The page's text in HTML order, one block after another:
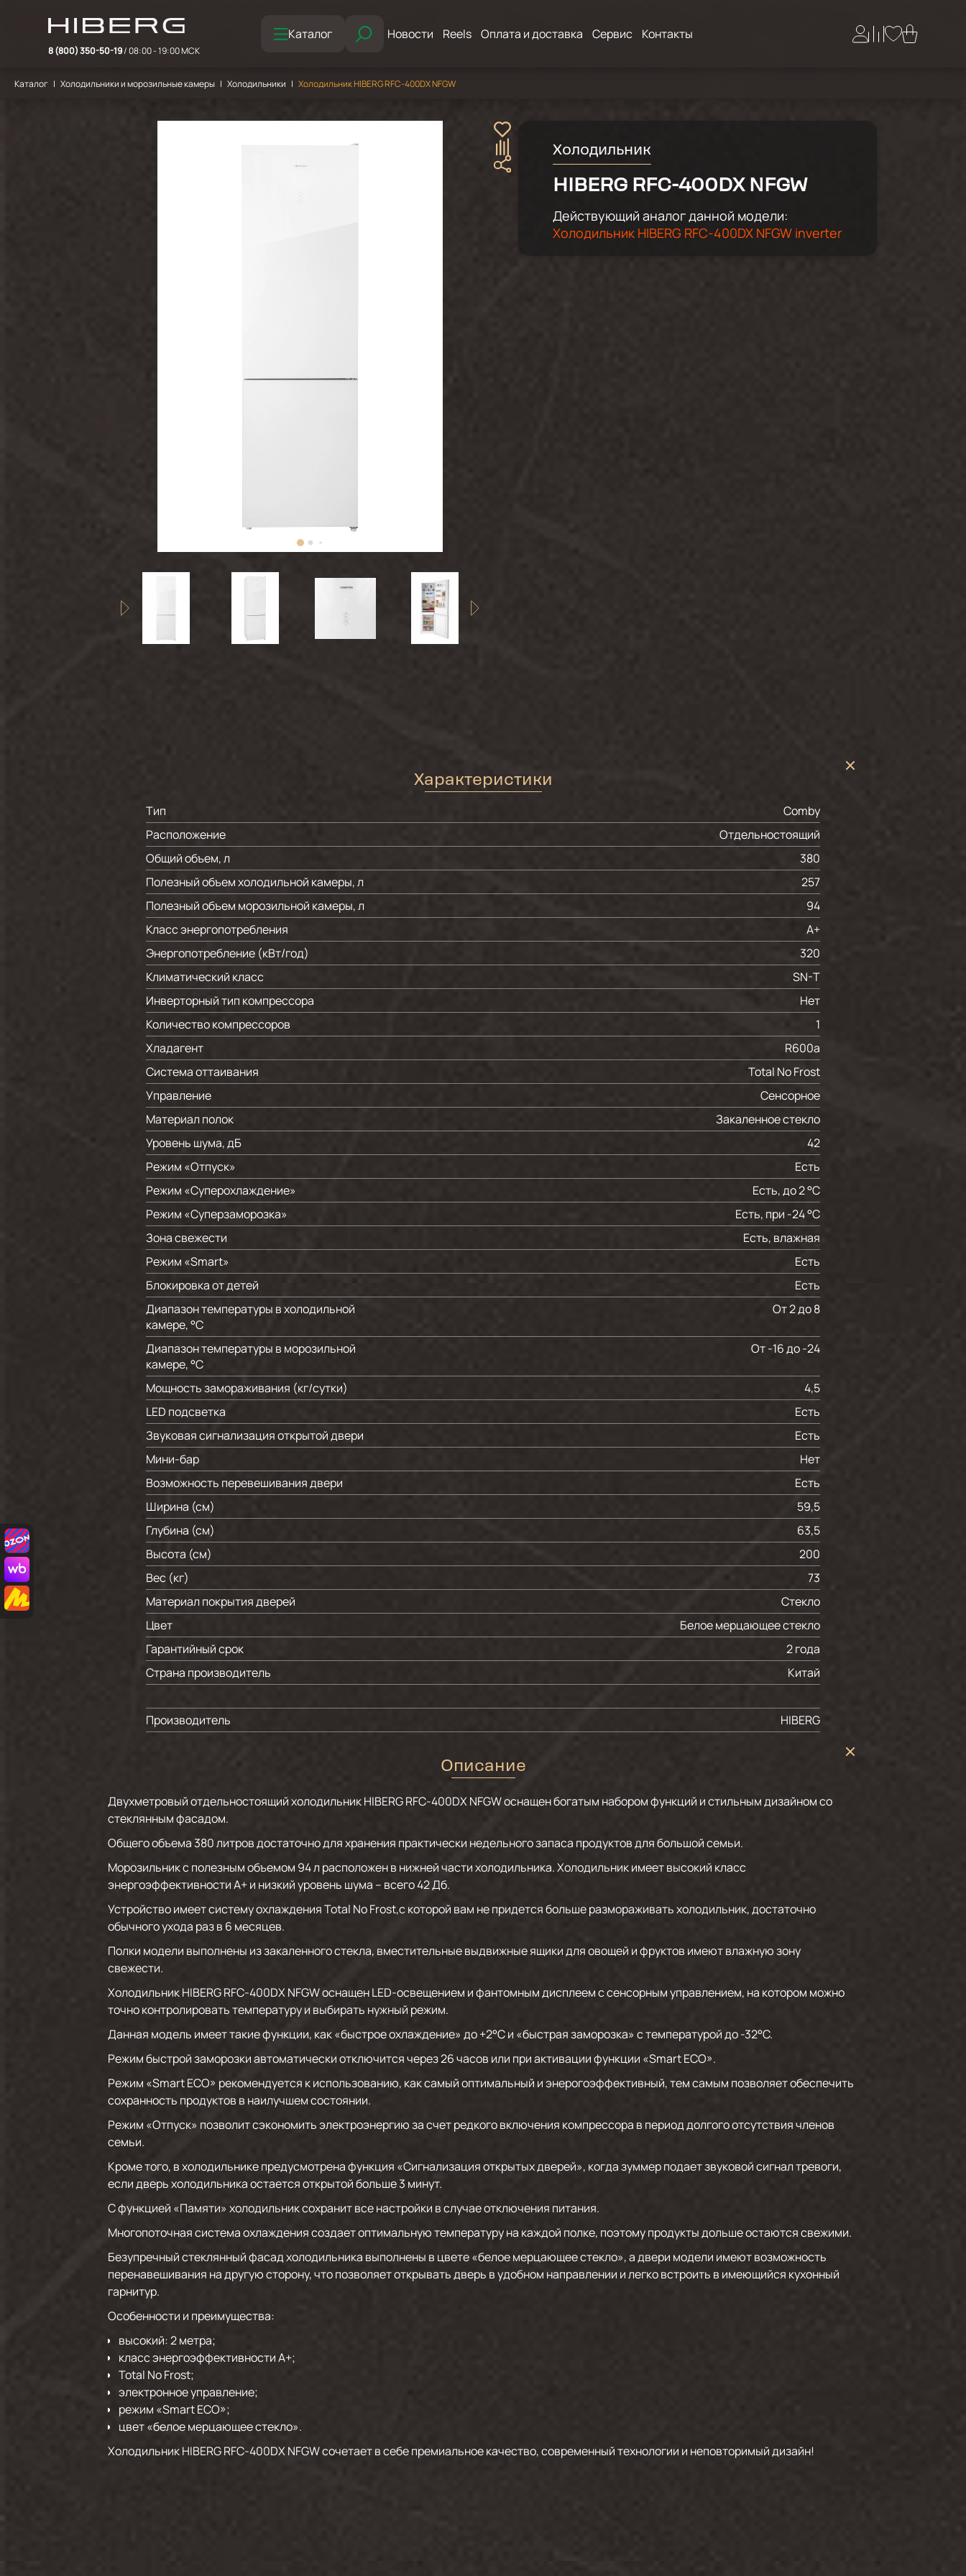
8 (800) 350-50-19/ 08:00 - 19:00 МСК
Каталог Новости Reels Оплата и доставка Сервис Контакты
Каталог Холодильники и морозильные камеры Холодильники Холодильник HIBERG RFC-400DX NFGW
Холодильник
HIBERG RFC-400DX NFGW
Действующий аналог данной модели:
Холодильник HIBERG RFC-400DX NFGW inverter
Характеристики
Тип
Comby
Расположение
Отдельностоящий
Общий объем, л
380
Полезный объем холодильной камеры, л
257
Полезный объем морозильной камеры, л
94
Класс энергопотребления
A+
Энергопотребление (кВт/год)
320
Климатический класс
SN-T
Инверторный тип компрессора
Нет
Количество компрессоров
1
Хладагент
R600a
Система оттаивания
Total No Frost
Управление
Сенсорное
Материал полок
Закаленное стекло
Уровень шума, дБ
42
Режим «Отпуск»
Есть
Режим «Суперохлаждение»
Есть, до 2 °С
Режим «Суперзаморозка»
Есть, при -24 °С
Зона свежести
Есть, влажная
Режим «Smart»
Есть
Блокировка от детей
Есть
Диапазон температуры в холодильной
камере, °C
От 2 до 8
Диапазон температуры в морозильной
камере, °C
От -16 до -24
Мощность замораживания (кг/cутки)
4,5
LED подсветка
Есть
Звуковая сигнализация открытой двери
Есть
Мини-бар
Нет
Возможность перевешивания двери
Есть
Ширина (см)
59,5
Глубина (см)
63,5
Высота (см)
200
Вес (кг)
73
Материал покрытия дверей
Cтекло
Цвет
Белое мерцающее стекло
Гарантийный срок
2 года
Страна производитель
Китай
Производитель HIBERG
Описание
Двухметровый отдельностоящий холодильник HIBERG RFC-400DX NFGW оснащен богатым набором функций и стильным дизайном со
стеклянным фасадом.
Общего объема 380 литров достаточно для хранения практически недельного запаса продуктов для большой семьи.
Морозильник с полезным объемом 94 л расположен в нижней части холодильника. Холодильник имеет высокий класс
энергоэффективности А+ и низкий уровень шума – всего 42 Дб.
Устройство имеет систему охлаждения Total No Frost,с которой вам не придется больше размораживать холодильник, достаточно
обычного ухода раз в 6 месяцев.
Полки модели выполнены из закаленного стекла, вместительные выдвижные ящики для овощей и фруктов имеют влажную зону
свежести.
Холодильник HIBERG RFC-400DX NFGW оснащен LED-освещением и фантомным дисплеем с сенсорным управлением, на котором можно
точно контролировать температуру и выбирать нужный режим.
Данная модель имеет такие функции, как «быстрое охлаждение» до +2°C и «быстрая заморозка» с температурой до -32°C.
Режим быстрой заморозки автоматически отключится через 26 часов или при активации функции «Smart ECO».
Режим «Smart ECO» рекомендуется к использованию, как самый оптимальный и энерогоэффективный, тем самым позволяет обеспечить
сохранность продуктов в наилучшем состоянии.
Режим «Отпуск» позволит сэкономить электроэнергию за счет редкого включения компрессора в период долгого отсутствия членов
семьи.
Кроме того, в холодильнике предусмотрена функция «Сигнализация открытых дверей», когда зуммер подает звуковой сигнал тревоги,
если дверь холодильника остается открытой больше 3 минут.
С функцией «Памяти» холодильник сохранит все настройки в случае отключения питания.
Многопоточная система охлаждения создает оптимальную температуру на каждой полке, поэтому продукты дольше остаются свежими.
Безупречный стеклянный фасад холодильника выполнены в цвете «белое мерцающее стекло», а двери модели имеют возможность
перенавешивания на другую сторону, что позволяет открывать дверь в удобном направлении и легко встроить в имеющийся кухонный
гарнитур.
Особенности и преимущества:
высокий: 2 метра;
класс энергоэффективности А+;
Total No Frost;
электронное управление;
режим «Smart ECO»;
цвет «белое мерцающее стекло».
Холодильник HIBERG RFC-400DX NFGW сочетает в себе премиальное качество, современный технологии и неповторимый дизайн!